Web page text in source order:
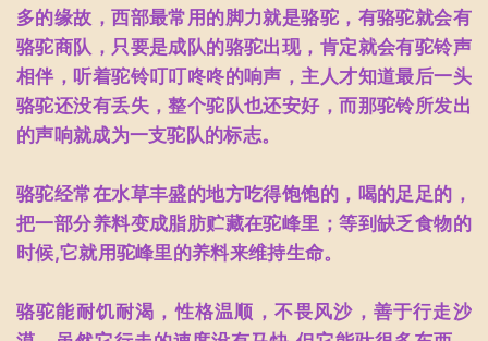
多的缘故，西部最常用的脚力就是骆驼，有骆驼就会有
骆驼商队，只要是成队的骆驼出现，肯定就会有驼铃声
相伴，听着驼铃叮叮咚咚的响声，主人才知道最后一头
骆驼还没有丢失，整个驼队也还安好，而那驼铃所发出
的声响就成为一支驼队的标志。
骆驼经常在水草丰盛的地方吃得饱饱的，喝的足足的，
把一部分养料变成脂肪贮藏在驼峰里；等到缺乏食物的
时候,它就用驼峰里的养料来维持生命。
骆驼能耐饥耐渴，性格温顺，不畏风沙，善于行走沙